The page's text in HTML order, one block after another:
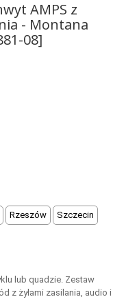
AMPS z
- Montana
08]
Rzeszów
Szczecin
lub quadzie. Zestaw
z żyłami zasilania, audio i